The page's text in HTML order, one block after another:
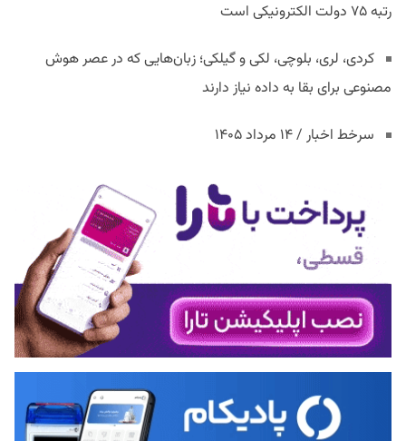
رتبه ۷۵ دولت الکترونیکی است
کردی، لری، بلوچی، لکی و گیلکی؛ زبان‌هایی که در عصر هوش
مصنوعی برای بقا به داده نیاز دارند
سرخط اخبار / ۱۴ مرداد ۱۴۰۵